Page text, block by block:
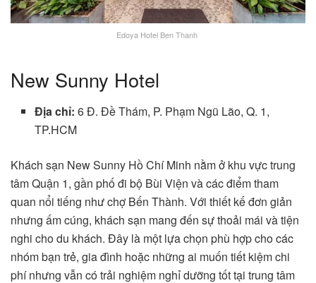
Edoya Hotel Ben Thanh
New Sunny Hotel
Địa chỉ:6 Đ. Đề Thám, P. Phạm Ngũ Lão, Q. 1,
TP.HCM
Khách sạn New Sunny Hồ Chí Minh nằm ở khu vực trung
tâm Quận 1, gần phố đi bộ Bùi Viện và các điểm tham
quan nổi tiếng như chợ Bến Thành. Với thiết kế đơn giản
nhưng ấm cúng, khách sạn mang đến sự thoải mái và tiện
nghi cho du khách. Đây là một lựa chọn phù hợp cho các
nhóm bạn trẻ, gia đình hoặc những ai muốn tiết kiệm chi
phí nhưng vẫn có trải nghiệm nghỉ dưỡng tốt tại trung tâm